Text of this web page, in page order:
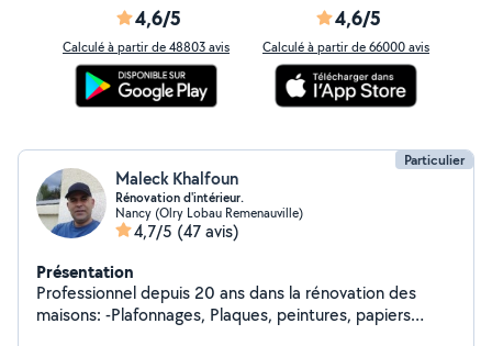
4,6/5
Calculé à partir de 48803 avis
4,6/5
Calculé à partir de 66000 avis
Particulier
Maleck Khalfoun
Rénovation d'intérieur.
Nancy (Olry Lobau Remenauville)
4,7/5 (47 avis)
Présentation
Professionnel depuis 20 ans dans la rénovation des
maisons: -Plafonnages, Plaques, peintures, papiers